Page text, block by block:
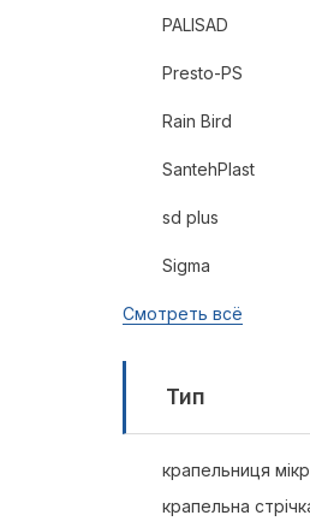
PALISAD
Presto-PS
Rain Bird
SantehPlast
sd plus
Sigma
Смотреть всё
Тип
крапельниця
крапельна